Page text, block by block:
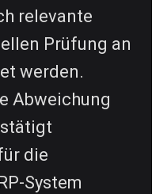
relevante
Prüfung an
werden.
Abweichung
die
System